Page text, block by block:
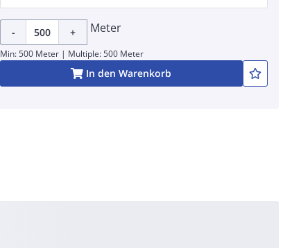
- + Meter
Min: 500 Meter | Multiple: 500 Meter
In den Warenkorb